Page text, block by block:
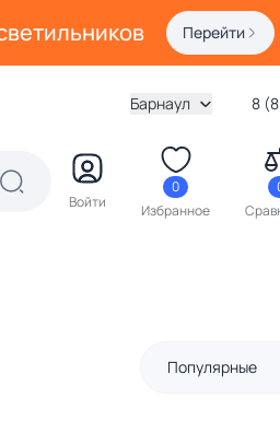
Перейти
Барнаул 8
Войти
0
Избранное
Популярные